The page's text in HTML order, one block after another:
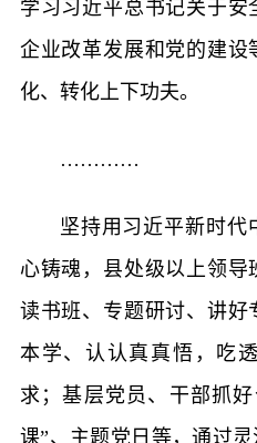
学习习近平总书记关于
企业改革发展和党的建设
化、转化上下功夫。
…………
坚持用习近平新时代
心铸魂，县处级以上领
读书班、专题研讨、讲
本学、认认真真悟，吃
求；基层党员、干部抓
课”、主题党日等，通过